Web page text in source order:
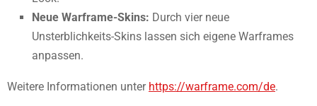
Neue Warframe-Skins: Durch vier neue
Unsterblichkeits-Skins lassen sich eigene Warframes
anpassen.
Weitere Informationen unter https://warframe.com/de.